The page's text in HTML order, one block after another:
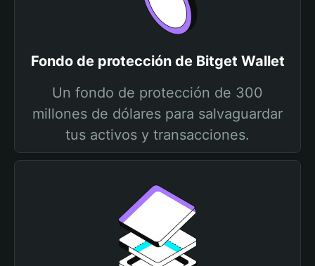
Fondo de protección de Bitget Wallet
Un fondo de protección de 300
millones de dólares para salvaguardar
tus activos y transacciones.